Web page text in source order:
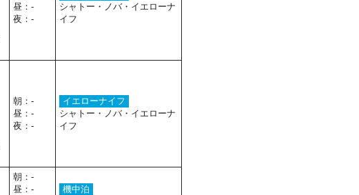
昼：-
夜：-
シャトー・ノバ・イエローナ
イフ
朝：-
昼：-
夜：-
イエローナイフ
シャトー・ノバ・イエローナ
イフ
朝：-
昼：-
機中泊